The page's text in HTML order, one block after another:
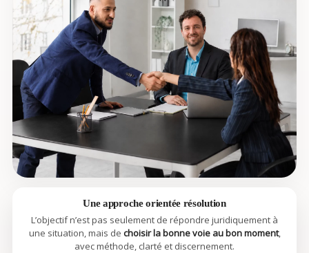
Une approche orientée résolution
L’objectif n’est pas seulement de répondre juridiquement à
une situation, mais de choisir la bonne voie au bon moment,
avec méthode, clarté et discernement.